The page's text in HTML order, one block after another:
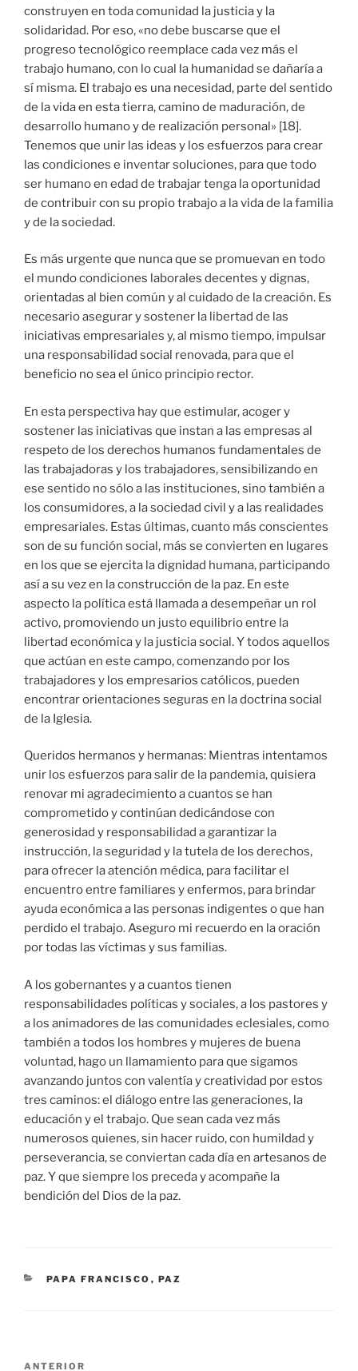
construyen en toda comunidad la justicia y la
solidaridad. Por eso, «no debe buscarse que el
progreso tecnológico reemplace cada vez más el
trabajo humano, con lo cual la humanidad se dañaría a
sí misma. El trabajo es una necesidad, parte del sentido
de la vida en esta tierra, camino de maduración, de
desarrollo humano y de realización personal» [18].
Tenemos que unir las ideas y los esfuerzos para crear
las condiciones e inventar soluciones, para que todo
ser humano en edad de trabajar tenga la oportunidad
de contribuir con su propio trabajo a la vida de la familia
y de la sociedad.
Es más urgente que nunca que se promuevan en todo
el mundo condiciones laborales decentes y dignas,
orientadas al bien común y al cuidado de la creación. Es
necesario asegurar y sostener la libertad de las
iniciativas empresariales y, al mismo tiempo, impulsar
una responsabilidad social renovada, para que el
beneficio no sea el único principio rector.
En esta perspectiva hay que estimular, acoger y
sostener las iniciativas que instan a las empresas al
respeto de los derechos humanos fundamentales de
las trabajadoras y los trabajadores, sensibilizando en
ese sentido no sólo a las instituciones, sino también a
los consumidores, a la sociedad civil y a las realidades
empresariales. Estas últimas, cuanto más conscientes
son de su función social, más se convierten en lugares
en los que se ejercita la dignidad humana, participando
así a su vez en la construcción de la paz. En este
aspecto la política está llamada a desempeñar un rol
activo, promoviendo un justo equilibrio entre la
libertad económica y la justicia social. Y todos aquellos
que actúan en este campo, comenzando por los
trabajadores y los empresarios católicos, pueden
encontrar orientaciones seguras en la doctrina social
de la Iglesia.
Queridos hermanos y hermanas: Mientras intentamos
unir los esfuerzos para salir de la pandemia, quisiera
renovar mi agradecimiento a cuantos se han
comprometido y continúan dedicándose con
generosidad y responsabilidad a garantizar la
instrucción, la seguridad y la tutela de los derechos,
para ofrecer la atención médica, para facilitar el
encuentro entre familiares y enfermos, para brindar
ayuda económica a las personas indigentes o que han
perdido el trabajo. Aseguro mi recuerdo en la oración
por todas las víctimas y sus familias.
A los gobernantes y a cuantos tienen
responsabilidades políticas y sociales, a los pastores y
a los animadores de las comunidades eclesiales, como
también a todos los hombres y mujeres de buena
voluntad, hago un llamamiento para que sigamos
avanzando juntos con valentía y creatividad por estos
tres caminos: el diálogo entre las generaciones, la
educación y el trabajo. Que sean cada vez más
numerosos quienes, sin hacer ruido, con humildad y
perseverancia, se conviertan cada día en artesanos de
paz. Y que siempre los preceda y acompañe la
bendición del Dios de la paz.
CATEGORÍAS
PAPA FRANCISCO , PAZ
Navegación
Entrada
ANTERIOR